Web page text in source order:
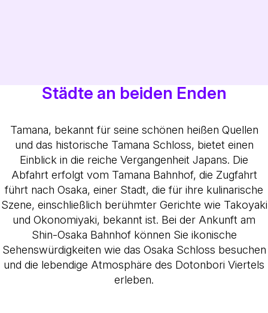
Städte an beiden Enden
Tamana, bekannt für seine schönen heißen Quellen
und das historische Tamana Schloss, bietet einen
Einblick in die reiche Vergangenheit Japans. Die
Abfahrt erfolgt vom Tamana Bahnhof, die Zugfahrt
führt nach Osaka, einer Stadt, die für ihre kulinarische
Szene, einschließlich berühmter Gerichte wie Takoyaki
und Okonomiyaki, bekannt ist. Bei der Ankunft am
Shin-Osaka Bahnhof können Sie ikonische
Sehenswürdigkeiten wie das Osaka Schloss besuchen
und die lebendige Atmosphäre des Dotonbori Viertels
erleben.